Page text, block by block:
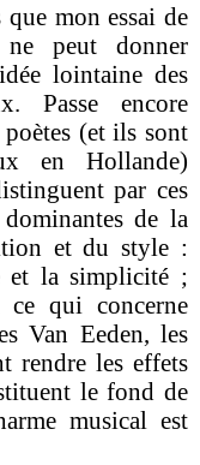
que mon essai de
ne peut donner
lointaine des
Passe encore
(et ils sont
en Hollande)
par ces
de la
et du style :
et la simplicité ;
ce qui concerne
Van Eeden, les
rendre les effets
le fond de
musical est